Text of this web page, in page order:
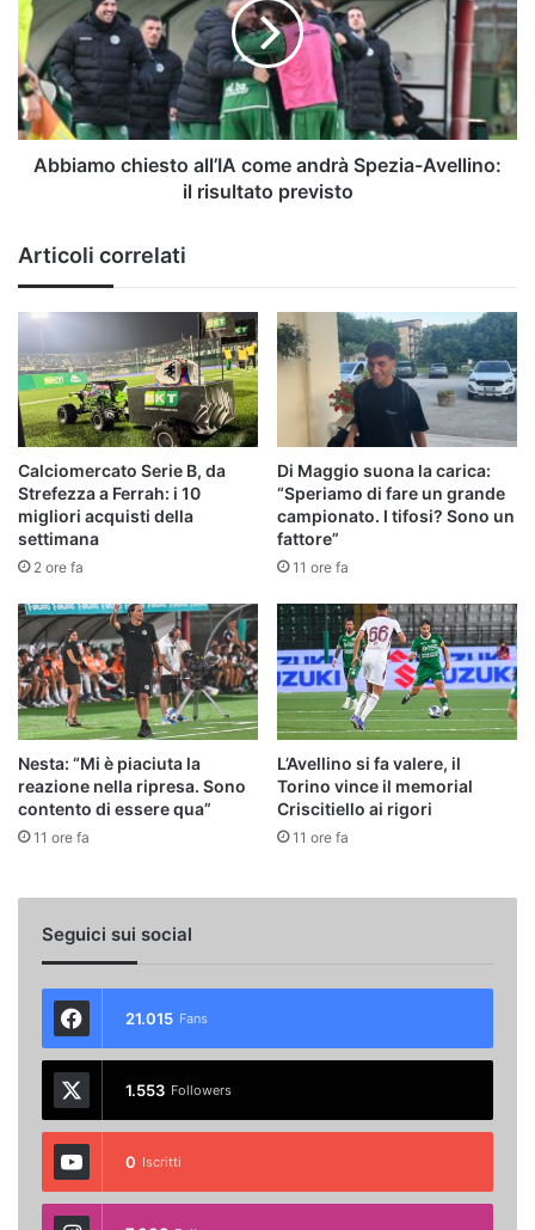
come
andrà
Spezia-
Avellino:
il
risultato
previsto
Abbiamo chiesto all’IA come andrà Spezia-Avellino:
il risultato previsto
Articoli correlati
Calciomercato Serie B, da
Strefezza a Ferrah: i 10
migliori acquisti della
settimana
2 ore fa
Di Maggio suona la carica:
“Speriamo di fare un grande
campionato. I tifosi? Sono un
fattore”
11 ore fa
Nesta: “Mi è piaciuta la
reazione nella ripresa. Sono
contento di essere qua”
11 ore fa
L’Avellino si fa valere, il
Torino vince il memorial
Criscitiello ai rigori
11 ore fa
Seguici sui social
21.015 Fans
1.553 Followers
0 Iscritti